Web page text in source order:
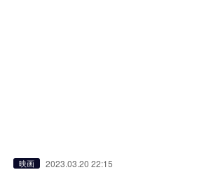
映画 2023.03.20 22:15